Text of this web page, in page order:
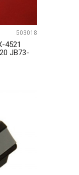
503018
4521
JB73-